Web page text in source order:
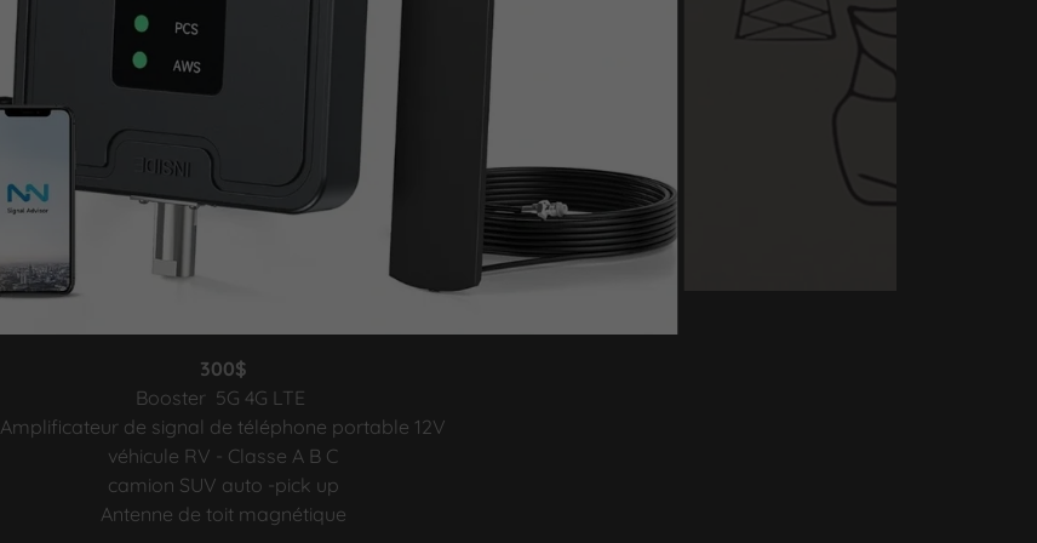
300$
Booster 5G 4G LTE
Amplificateur de signal de téléphone portable 12V
véhicule RV - Classe A B C
camion SUV auto -pick up
Antenne de toit magnétique